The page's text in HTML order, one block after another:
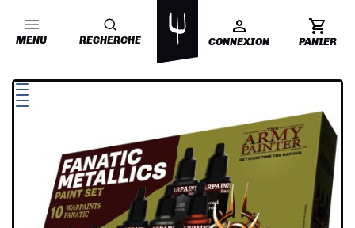
MENU RECHERCHE CONNEXION PANIER